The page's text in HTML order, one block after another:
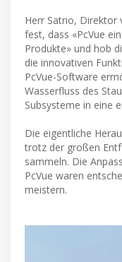
Herr Satrio, Direktor
fest, dass «PcVue
Produkte» und hob
die innovativen
PcVue-Software
Wasserfluss des
Subsysteme in eine
Die eigentliche
trotz der großen
sammeln. Die
PcVue waren
meistern.